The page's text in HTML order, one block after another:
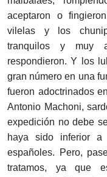
aceptaron o
vilelas y los
tranquilos y muy
respondieron. Y los
gran número en una
fueron adoctrinados
Antonio Machoni,
expedición no debe
haya sido inferior
españoles. Pero,
tratamos, ya que